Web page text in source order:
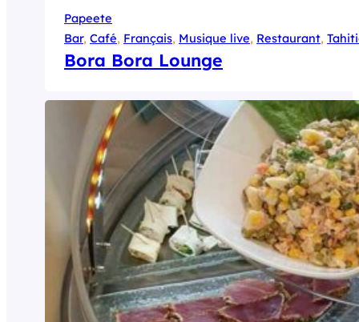
Papeete
Bar, Café, Français, Musique live, Restaurant,
Bora Bora Lounge